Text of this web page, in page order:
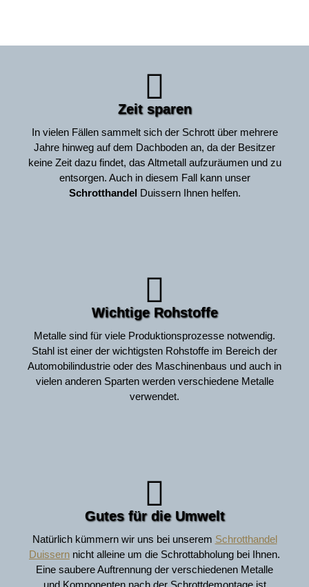
Zeit sparen
In vielen Fällen sammelt sich der Schrott über mehrere
Jahre hinweg auf dem Dachboden an, da der Besitzer
keine Zeit dazu findet, das Altmetall aufzuräumen und zu
entsorgen. Auch in diesem Fall kann unser
Schrotthandel Duissern Ihnen helfen.
Wichtige Rohstoffe
Metalle sind für viele Produktionsprozesse notwendig.
Stahl ist einer der wichtigsten Rohstoffe im Bereich der
Automobilindustrie oder des Maschinenbaus und auch in
vielen anderen Sparten werden verschiedene Metalle
verwendet.
Gutes für die Umwelt
Natürlich kümmern wir uns bei unserem Schrotthandel
Duissern nicht alleine um die Schrottabholung bei Ihnen.
Eine saubere Auftrennung der verschiedenen Metalle
und Komponenten nach der Schrottdemontage ist